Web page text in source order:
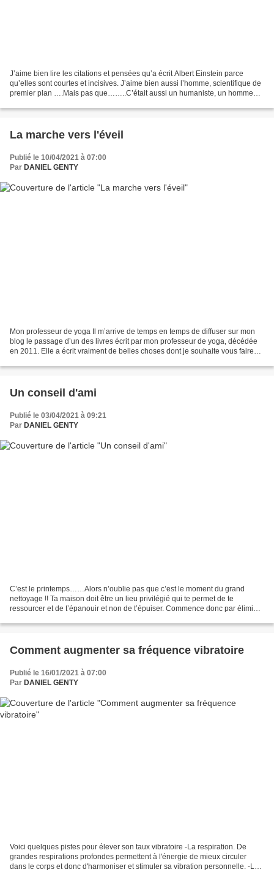
J’aime bien lire les citations et pensées qu’a écrit Albert Einstein parce
qu’elles sont courtes et incisives. J’aime bien aussi l’homme, scientifique de
premier plan ….Mais pas que……..C’était aussi un humaniste, un homme
La marche vers l'éveil
Publié le 10/04/2021 à 07:00
Par DANIEL GENTY
Mon professeur de yoga Il m’arrive de temps en temps de diffuser sur mon
blog le passage d’un des livres écrit par mon professeur de yoga, décédée
en 2011. Elle a écrit vraiment de belles choses dont je souhaite vous faire
Un conseil d'ami
Publié le 03/04/2021 à 09:21
Par DANIEL GENTY
C’est le printemps……Alors n’oublie pas que c’est le moment du grand
nettoyage !! Ta maison doit être un lieu privilégié qui te permet de te
ressourcer et de t’épanouir et non de t’épuiser. Commence donc par éliminer
Comment augmenter sa fréquence vibratoire
Publié le 16/01/2021 à 07:00
Par DANIEL GENTY
Voici quelques pistes pour élever son taux vibratoire -La respiration. De
grandes respirations profondes permettent à l'énergie de mieux circuler
dans le corps et donc d'harmoniser et stimuler sa vibration personnelle. -La